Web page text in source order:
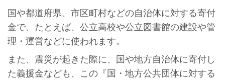
国や都道府県、市区町村などの自治体に対する寄付
金で、たとえば、公立高校や公立図書館の建設や管
理・運営などに使われます。
また、震災が起きた際に、国や地方自治体に寄付し
た義援金なども、この『国・地方公共団体に対する